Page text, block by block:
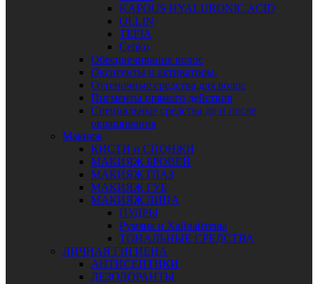
KAPOUS HYALURONIC ACID
OLLIN
TEFIA
Сehko
Обесцвечивание волос
Оксигенты и активаторы.
Оттеночные средства для волос
Пигменты прямого действия
Специальные средства до и после
окрашивания
Макияж
КИСТИ и СПОНЖИ
МАКИЯЖ БРОВЕЙ
МАКИЯЖ ГЛАЗ
МАКИЯЖ ГУБ
МАКИЯЖ ЛИЦА
ПУДРЫ
Румяна и Хайлайтеры
ТОНАЛЬНЫЕ СРЕДСТВА
ЛИЧНАЯ ГИГИЕНА
АНТИСЕПТИКИ
ДЕЗОДОРАНТЫ